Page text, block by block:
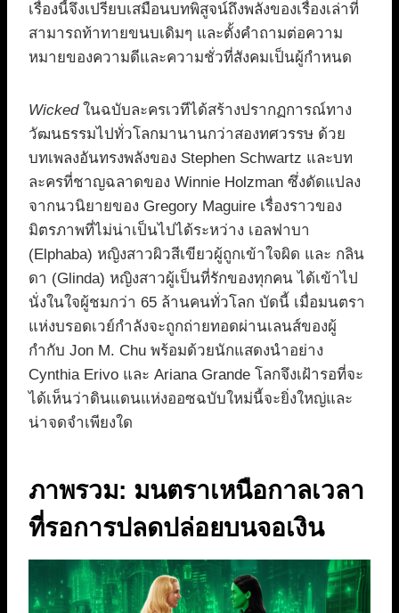
เรื่องนี้จึงเปรียบเสมือนบทพิสูจน์ถึงพลังของเรื่องเล่าที่
สามารถท้าทายขนบเดิมๆ และตั้งคำถามต่อความ
หมายของความดีและความชั่วที่สังคมเป็นผู้กำหนด
Wickedในฉบับละครเวทีได้สร้างปรากฏการณ์ทาง
วัฒนธรรมไปทั่วโลกมานานกว่าสองทศวรรษ ด้วย
บทเพลงอันทรงพลังของ Stephen Schwartz และบท
ละครที่ชาญฉลาดของ Winnie Holzman ซึ่งดัดแปลง
จากนวนิยายของ Gregory Maguire เรื่องราวของ
มิตรภาพที่ไม่น่าเป็นไปได้ระหว่าง เอลฟาบา
(Elphaba) หญิงสาวผิวสีเขียวผู้ถูกเข้าใจผิด และ กลิน
ดา (Glinda) หญิงสาวผู้เป็นที่รักของทุกคน ได้เข้าไป
นั่งในใจผู้ชมกว่า 65 ล้านคนทั่วโลก บัดนี้ เมื่อมนตรา
แห่งบรอดเวย์กำลังจะถูกถ่ายทอดผ่านเลนส์ของผู้
กำกับ Jon M. Chu พร้อมด้วยนักแสดงนำอย่าง
Cynthia Erivo และ Ariana Grande โลกจึงเฝ้ารอที่จะ
ได้เห็นว่าดินแดนแห่งออซฉบับใหม่นี้จะยิ่งใหญ่และ
น่าจดจำเพียงใด
ภาพรวม: มนตราเหนือกาลเวลา
ที่รอการปลดปล่อยบนจอเงิน